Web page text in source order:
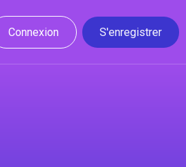
Connexion S'enregistrer